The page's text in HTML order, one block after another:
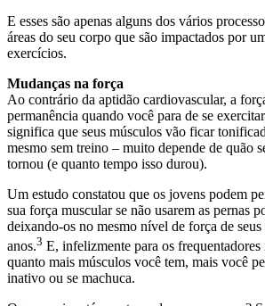
E esses são apenas alguns dos vários
áreas do seu corpo que são impactados por
exercícios.
Mudanças na força
Ao contrário da aptidão cardiovascular, a
permanência quando você para de se
significa que seus músculos vão ficar
mesmo sem treino – muito depende de quão
tornou (e quanto tempo isso durou).
Um estudo constatou que os jovens podem
sua força muscular se não usarem as pernas
deixando-os no mesmo nível de força de
anos.3 E, infelizmente para os frequentadores
quanto mais músculos você tem, mais você
inativo ou se machuca.